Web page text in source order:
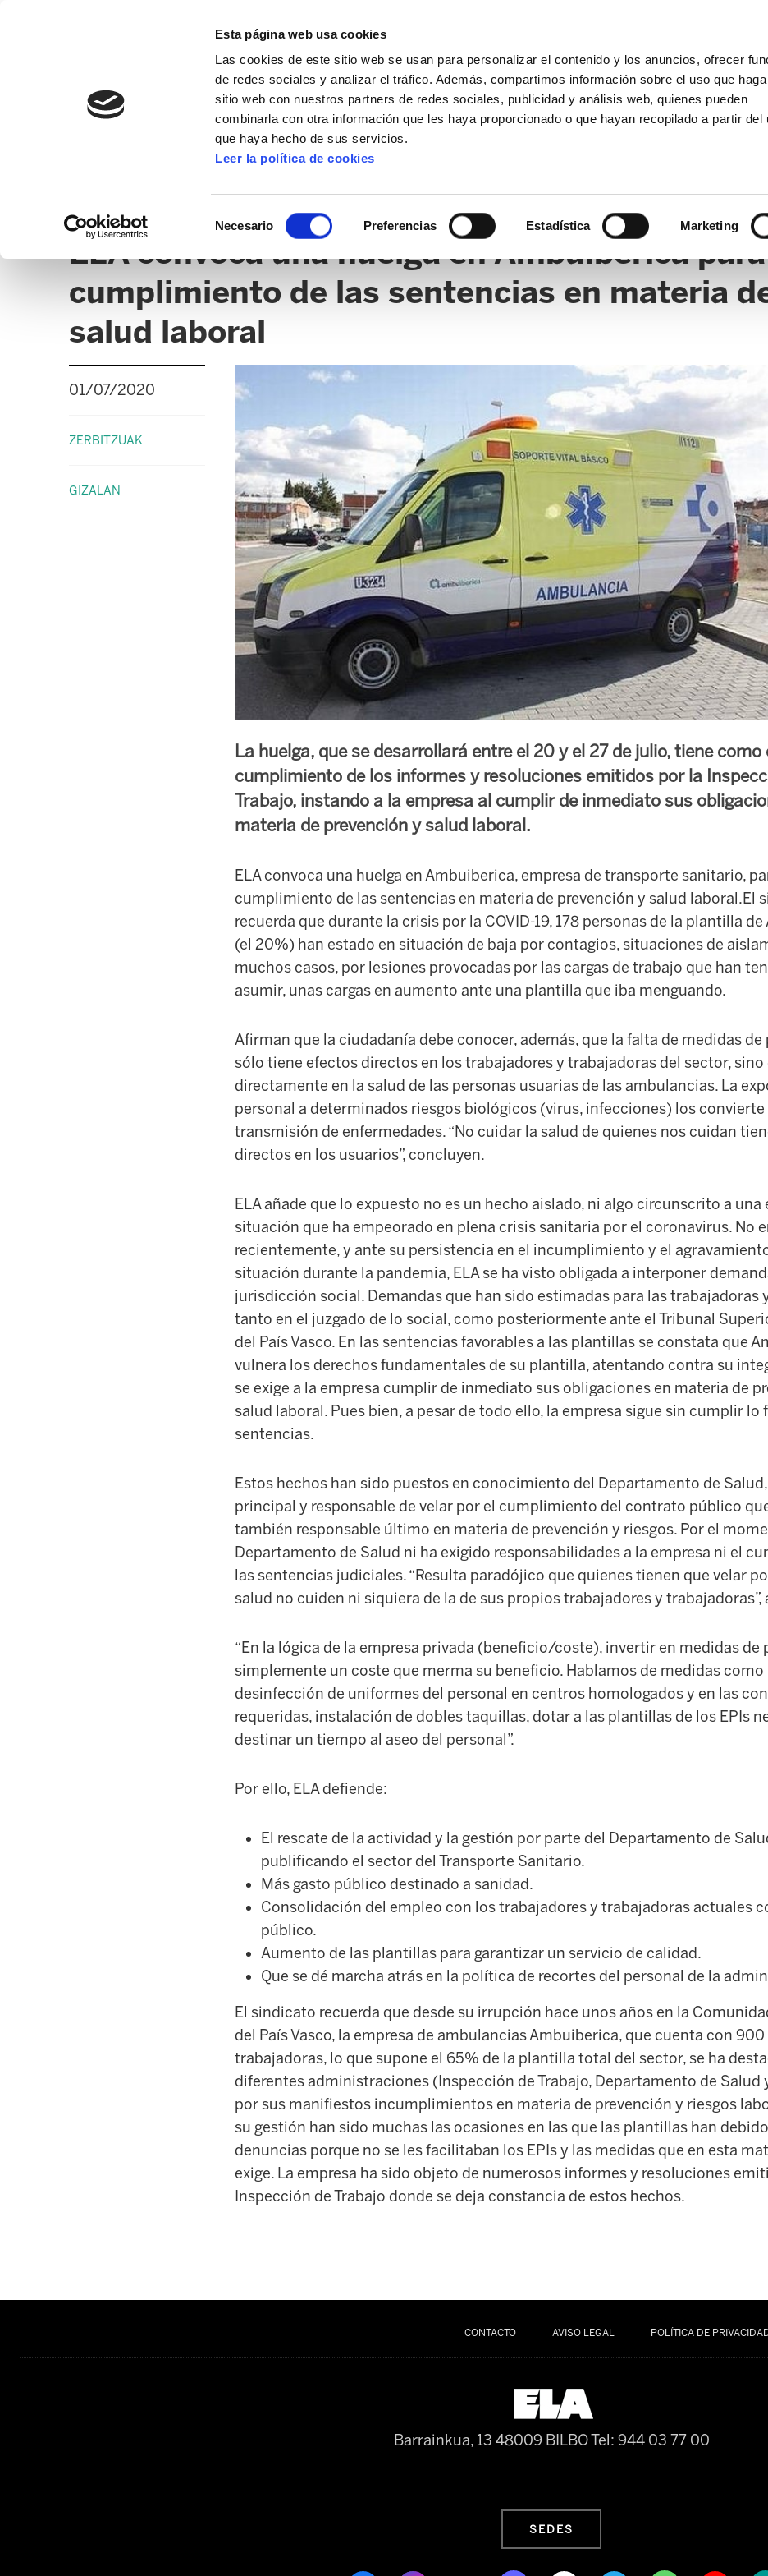
Esta página web usa cookies
Las cookies de este sitio web se usan para personalizar el contenido y los anuncios, ofrecer
de redes sociales y analizar el tráfico. Además, compartimos información sobre el uso que
sitio web con nuestros partners de redes sociales, publicidad y análisis web, quienes pueden
combinarla con otra información que les haya proporcionado o que hayan recopilado a partir del
que haya hecho de sus servicios.
Leer la política de cookies
Necesario Preferencias Estadística Marketing
ELA convoca una huelga en Ambuiberica
cumplimiento de las sentencias en materia
salud laboral
01/07/2020
ZERBITZUAK
GIZALAN
La huelga, que se desarrollará entre el 20 y el 27 de julio, tiene como
cumplimiento de los informes y resoluciones emitidos por la
Trabajo, instando a la empresa al cumplir de inmediato sus
materia de prevención y salud laboral.
ELA convoca una huelga en Ambuiberica, empresa de transporte sanitario,
cumplimiento de las sentencias en materia de prevención y salud laboral.El
recuerda que durante la crisis por la COVID-19, 178 personas de la plantilla
(el 20%) han estado en situación de baja por contagios, situaciones de
muchos casos, por lesiones provocadas por las cargas de trabajo que han
asumir, unas cargas en aumento ante una plantilla que iba menguando.
Afirman que la ciudadanía debe conocer, además, que la falta de medidas
sólo tiene efectos directos en los trabajadores y trabajadoras del sector,
directamente en la salud de las personas usuarias de las ambulancias. La
personal a determinados riesgos biológicos (virus, infecciones) los convierte
transmisión de enfermedades. “No cuidar la salud de quienes nos cuidan
directos en los usuarios”, concluyen.
ELA añade que lo expuesto no es un hecho aislado, ni algo circunscrito a una
situación que ha empeorado en plena crisis sanitaria por el coronavirus. No
recientemente, y ante su persistencia en el incumplimiento y el
situación durante la pandemia, ELA se ha visto obligada a interponer
jurisdicción social. Demandas que han sido estimadas para las trabajadoras
tanto en el juzgado de lo social, como posteriormente ante el Tribunal
del País Vasco. En las sentencias favorables a las plantillas se constata que
vulnera los derechos fundamentales de su plantilla, atentando contra su
se exige a la empresa cumplir de inmediato sus obligaciones en materia de
salud laboral. Pues bien, a pesar de todo ello, la empresa sigue sin cumplir lo
sentencias.
Estos hechos han sido puestos en conocimiento del Departamento de
principal y responsable de velar por el cumplimiento del contrato público
también responsable último en materia de prevención y riesgos. Por el
Departamento de Salud ni ha exigido responsabilidades a la empresa ni el
las sentencias judiciales. “Resulta paradójico que quienes tienen que velar
salud no cuiden ni siquiera de la de sus propios trabajadores y trabajadoras”,
“En la lógica de la empresa privada (beneficio/coste), invertir en medidas de
simplemente un coste que merma su beneficio. Hablamos de medidas
desinfección de uniformes del personal en centros homologados y en las
requeridas, instalación de dobles taquillas, dotar a las plantillas de los EPIs
destinar un tiempo al aseo del personal”.
Por ello, ELA defiende:
El rescate de la actividad y la gestión por parte del Departamento de
publificando el sector del Transporte Sanitario.
Más gasto público destinado a sanidad.
Consolidación del empleo con los trabajadores y trabajadoras actuales
público.
Aumento de las plantillas para garantizar un servicio de calidad.
Que se dé marcha atrás en la política de recortes del personal de la
El sindicato recuerda que desde su irrupción hace unos años en la
del País Vasco, la empresa de ambulancias Ambuiberica, que cuenta con
trabajadoras, lo que supone el 65% de la plantilla total del sector, se ha
diferentes administraciones (Inspección de Trabajo, Departamento de Salud
por sus manifiestos incumplimientos en materia de prevención y riesgos
su gestión han sido muchas las ocasiones en las que las plantillas han
denuncias porque no se les facilitaban los EPIs y las medidas que en esta
exige. La empresa ha sido objeto de numerosos informes y resoluciones
Inspección de Trabajo donde se deja constancia de estos hechos.
CONTACTO AVISO LEGAL POLÍTICA DE
Barrainkua, 13 48009 BILBOTel: 944 03 77 00
SEDES